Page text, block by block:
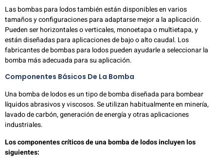
Las bombas para lodos también están disponibles en varios
tamaños y configuraciones para adaptarse mejor a la aplicación.
Pueden ser horizontales o verticales, monoetapa o multietapa, y
están diseñadas para aplicaciones de bajo o alto caudal. Los
fabricantes de bombas para lodos pueden ayudarle a seleccionar la
bomba más adecuada para su aplicación.
Componentes Básicos De La Bomba
Una bomba de lodos es un tipo de bomba diseñada para bombear
líquidos abrasivos y viscosos. Se utilizan habitualmente en minería,
lavado de carbón, generación de energía y otras aplicaciones
industriales.
Los componentes críticos de una bomba de lodos incluyen los
siguientes: